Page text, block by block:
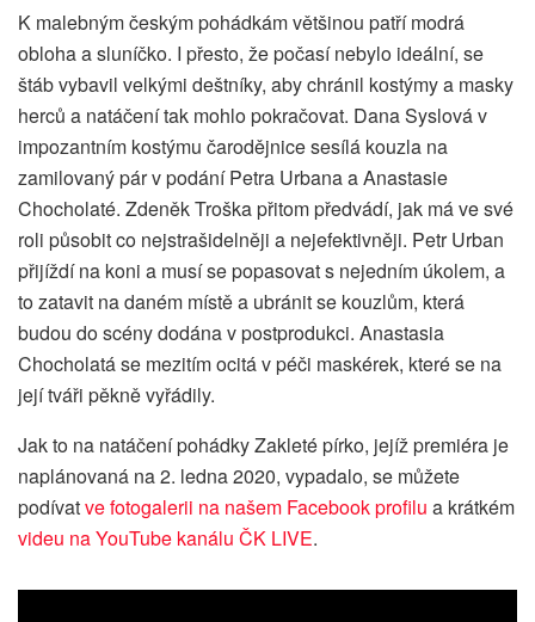
K malebným českým pohádkám většinou patří modrá
obloha a sluníčko. I přesto, že počasí nebylo ideální, se
štáb vybavil velkými deštníky, aby chránil kostýmy a masky
herců a natáčení tak mohlo pokračovat. Dana Syslová v
impozantním kostýmu čarodějnice sesílá kouzla na
zamilovaný pár v podání Petra Urbana a Anastasie
Chocholaté. Zdeněk Troška přitom předvádí, jak má ve své
roli působit co nejstrašidelněji a nejefektivněji. Petr Urban
přijíždí na koni a musí se popasovat s nejedním úkolem, a
to zatavit na daném místě a ubránit se kouzlům, která
budou do scény dodána v postprodukci. Anastasia
Chocholatá se mezitím ocitá v péči maskérek, které se na
její tváři pěkně vyřádily.
Jak to na natáčení pohádky Zakleté pírko, jejíž premiéra je
naplánovaná na 2. ledna 2020, vypadalo, se můžete
podívatve fotogalerii na našem Facebook profilu a krátkém
videu na YouTube kanálu ČK LIVE.